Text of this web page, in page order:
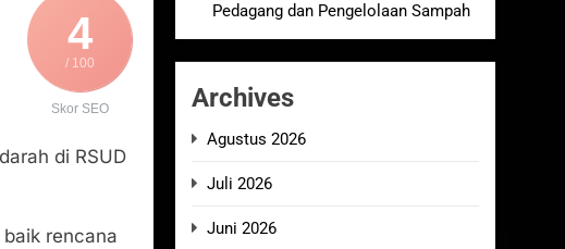
4
/ 100
Skor SEO
di RSUD
rencana
Pedagang dan Pengelolaan Sampah
Archives
Agustus 2026
Juli 2026
Juni 2026